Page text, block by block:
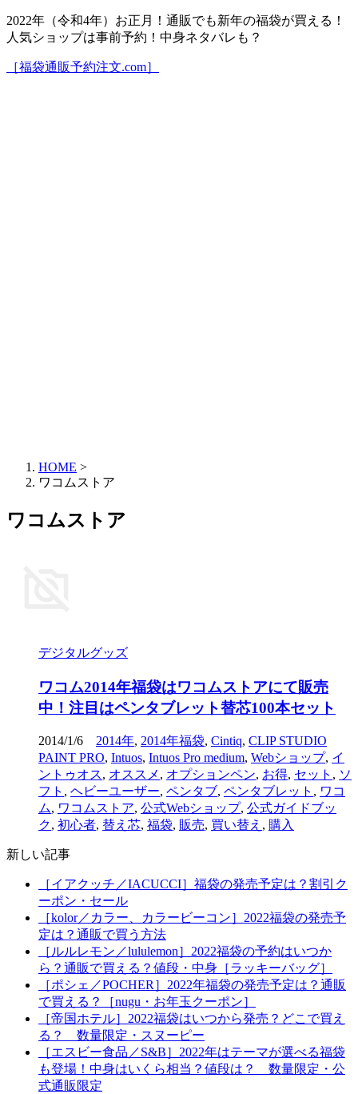
2022年（令和4年）お正月！通販でも新年の福袋が買える！
人気ショップは事前予約！中身ネタバレも？
［福袋通販予約注文.com］
HOME >
ワコムストア
ワコムストア
デジタルグッズ
ワコム2014年福袋はワコムストアにて販売
中！注目はペンタブレット替芯100本セット
2014/1/6 2014年, 2014年福袋, Cintiq, CLIP STUDIO
PAINT PRO, Intuos, Intuos Pro medium, Webショップ, イ
ントゥオス, オススメ , オプションペン, お得, セット , ソ
フト , ヘビーユーザー, ペンタブ, ペンタブレット , ワコ
ム, ワコムストア, 公式Webショップ, 公式ガイドブッ
ク, 初心者, 替え芯, 福袋, 販売, 買い替え , 購入
新しい記事
［イアクッチ／IACUCCI］福袋の発売予定は？割引ク
ーポン・セール
［kolor／カラー、カラービーコン］2022福袋の発売予
定は？通販で買う方法
［ルルレモン／lululemon］2022福袋の予約はいつか
ら？通販で買える？値段・中身［ラッキーバッグ］
［ポシェ／POCHER］2022年福袋の発売予定は？通販
で買える？［nugu・お年玉クーポン］
［帝国ホテル］2022福袋はいつから発売？どこで買え
る？ 数量限定・スヌーピー
［エスビー食品／S&B］2022年はテーマが選べる福袋
も登場！中身はいくら相当？値段は？ 数量限定・公
式通販限定